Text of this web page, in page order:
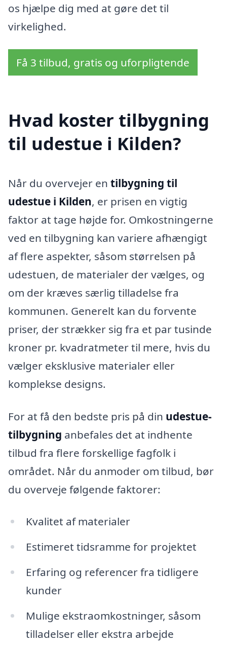
os hjælpe dig med at gøre det til
virkelighed.
Få 3 tilbud, gratis og uforpligtende
Hvad koster tilbygning
til udestue i Kilden?
Når du overvejer en tilbygning til
udestue i Kilden, er prisen en vigtig
faktor at tage højde for. Omkostningerne
ved en tilbygning kan variere afhængigt
af flere aspekter, såsom størrelsen på
udestuen, de materialer der vælges, og
om der kræves særlig tilladelse fra
kommunen. Generelt kan du forvente
priser, der strækker sig fra et par tusinde
kroner pr. kvadratmeter til mere, hvis du
vælger eksklusive materialer eller
komplekse designs.
For at få den bedste pris på din udestue-
tilbygning anbefales det at indhente
tilbud fra flere forskellige fagfolk i
området. Når du anmoder om tilbud, bør
du overveje følgende faktorer:
Kvalitet af materialer
Estimeret tidsramme for projektet
Erfaring og referencer fra tidligere
kunder
Mulige ekstraomkostninger, såsom
tilladelser eller ekstra arbejde